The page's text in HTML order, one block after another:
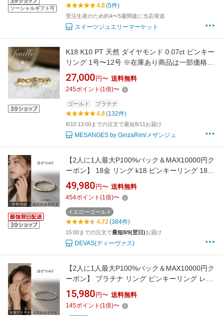
ソーシャルギフト可 4.8(5件)
受注生産のため約4〜5週間後に当店発送
スイーツジュエリーマーケット
K18 K10 PT 天然 ダイヤモンド 0.07ct ピンキー
リング 1号〜12号 ※在庫あり商品は一部価格据
え置きです。 送料無料 高品質 ゴールド プラチ
ナ ダイヤ 一粒
27,000 円〜 送料無料
245ポイント (1倍)〜
ゴールド プラチナ
4.8(132件)
8/10 13:00までの注文で最短8/11お届け
MESANGES by GinzaRim/メザンジュ
【2人に1人最大P100%バック＆MAX10000円ク
ーポン】 18金 リング k18 ピンキーリング 18k
レディース 指輪 シンプル ゴールド カット S
18金指輪 k18リング 華奢 18 金 地金 18kリング
0号 1号 2号 3号 4号 5号 6号 7号 8号 9号 10号
11号 12号 13号 14号 15号 16号 17号
49,980 円〜 送料無料
454ポイント (1倍)〜
イエローゴールド
4.72(384件)
15:00までの注文で最短8/9(翌日)お届け
DEVAS(ディーヴァス)
【2人に1人最大P100%バック＆MAX10000円ク
ーポン】 プラチナ リング ピンキーリング レデ
ィース 指輪 シンプル スパイラル ねじれ カット
リング ピンキー 華奢 極細 極細リング pt900 プ
ラチナ900 重ね付け 地金 プラチナリング サイ
15,980 円〜 送料無料
145ポイント (1倍)〜